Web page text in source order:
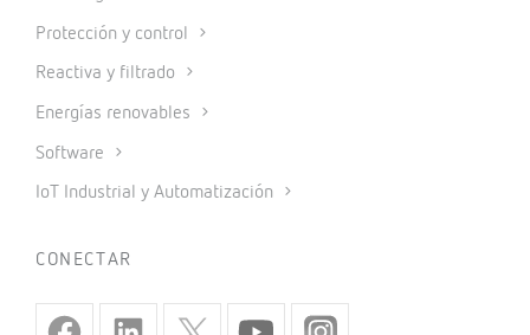
Protección y control
Reactiva y filtrado
Energías renovables
Software
IoT Industrial y Automatización
CONECTAR